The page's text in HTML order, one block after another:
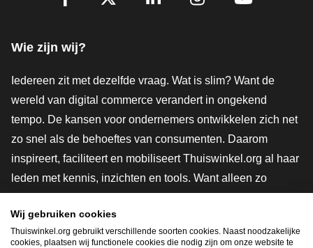
Wie zijn wij?
Iedereen zit met dezelfde vraag. Wat is slim? Want de
wereld van digital commerce verandert in ongekend
tempo. De kansen voor ondernemers ontwikkelen zich net
zo snel als de behoeftes van consumenten. Daarom
inspireert, faciliteert en mobiliseert Thuiswinkel.org al haar
leden met kennis, inzichten en tools. Want alleen zo
innovatievere toekomst. Dus groei ook mee en maak
shoppen slimmer.
Wij gebruiken cookies
Thuiswinkel.org gebruikt verschillende soorten cookies. Naast noodzakelijke
cookies, plaatsen wij functionele cookies die nodig zijn om onze website te